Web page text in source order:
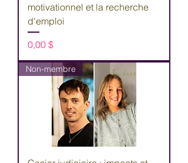
motivationnel et la recherche
d'emploi
Prix
0,00 $
Non-membre